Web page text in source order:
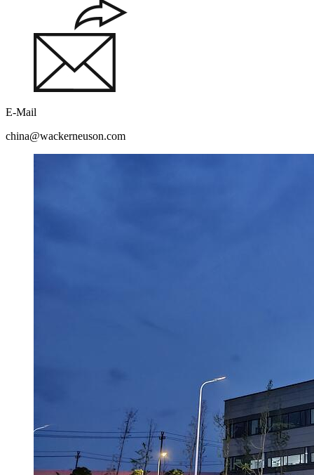
E-Mail
china@wackerneuson.com